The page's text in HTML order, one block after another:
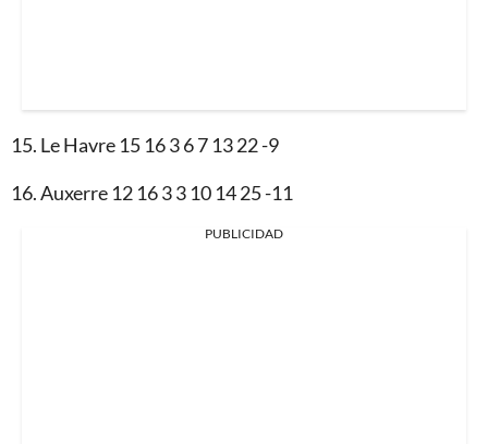
15. Le Havre 15 16 3 6 7 13 22 -9
16. Auxerre 12 16 3 3 10 14 25 -11
PUBLICIDAD